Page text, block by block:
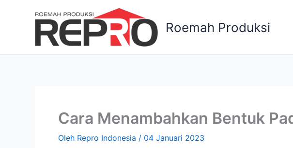
Roemah Produksi
Cara Menambahkan Bentuk
Oleh Repro Indonesia / 04 Januari 2023